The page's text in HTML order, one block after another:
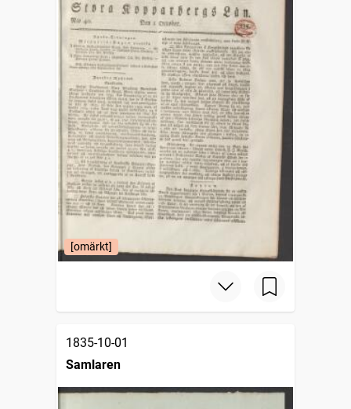
[omärkt]
1835-10-01
Samlaren